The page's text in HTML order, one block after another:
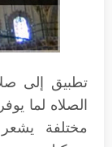
تطبيق إلى
الصلاه لما
مختلفة